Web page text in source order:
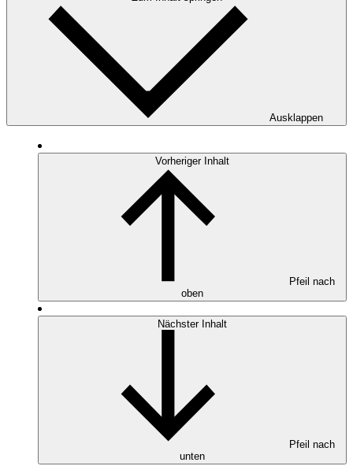
Ausklappen
Vorheriger Inhalt
Pfeil nach
oben
Nächster Inhalt
Pfeil nach
unten